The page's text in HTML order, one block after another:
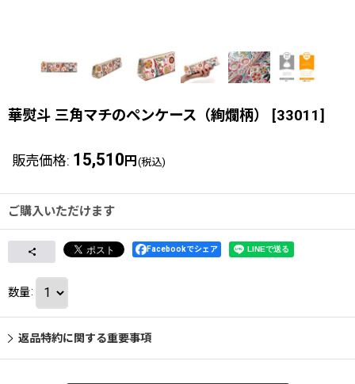
華熨斗 三角マチのペンケース（絢爛柄） [33011]
販売価格: 15,510 円 (税込)
ご購入いただけます
Facebookでシェア
数量:
返品特約に関する重要事項